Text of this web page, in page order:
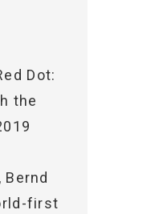
Dot:
the
first